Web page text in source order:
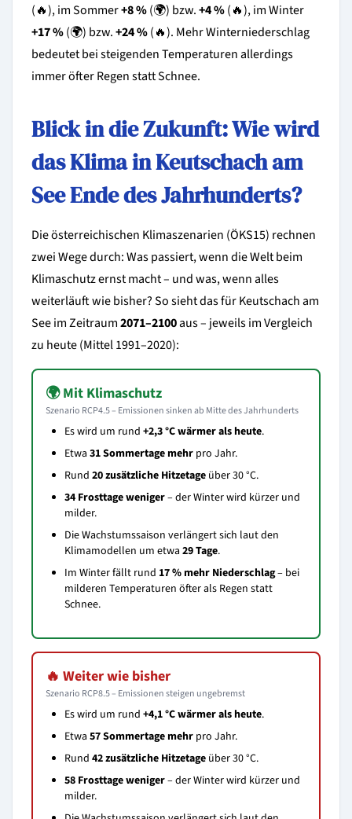
(🔥), im Sommer+8 %(🌍) bzw.+4 %(🔥), im Winter
+17 %(🌍) bzw.+24 %(🔥). Mehr Winterniederschlag
bedeutet bei steigenden Temperaturen allerdings
immer öfter Regen statt Schnee.
Blick in die Zukunft: Wie wird
das Klima in Keutschach am
See Ende des Jahrhunderts?
Die österreichischen Klimaszenarien (ÖKS15) rechnen
zwei Wege durch: Was passiert, wenn die Welt beim
Klimaschutz ernst macht – und was, wenn alles
weiterläuft wie bisher? So sieht das für Keutschach am
See im Zeitraum2071–2100aus – jeweils im Vergleich
zu heute (Mittel 1991–2020):
🌍 Mit Klimaschutz
Szenario RCP4.5 – Emissionen sinken ab Mitte des Jahrhunderts
Es wird um rund +2,3 °C wärmer als heute.
Etwa 31 Sommertage mehr pro Jahr.
Rund 20 zusätzliche Hitzetage über 30 °C.
34 Frosttage weniger– der Winter wird kürzer und
milder.
Die Wachstumssaison verlängert sich laut den
Klimamodellen um etwa 29 Tage.
Im Winter fällt rund 17 % mehr Niederschlag– bei
milderen Temperaturen öfter als Regen statt
Schnee.
🔥 Weiter wie bisher
Szenario RCP8.5 – Emissionen steigen ungebremst
Es wird um rund +4,1 °C wärmer als heute.
Etwa 57 Sommertage mehr pro Jahr.
Rund 42 zusätzliche Hitzetage über 30 °C.
58 Frosttage weniger– der Winter wird kürzer und
milder.